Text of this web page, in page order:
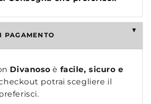
PAGAMENTO
Divanoso è facile, sicuro e
potrai scegliere il